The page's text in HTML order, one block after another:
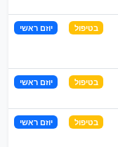
בטיפול יוזם ראשי
בטיפול יוזם ראשי
בטיפול יוזם ראשי